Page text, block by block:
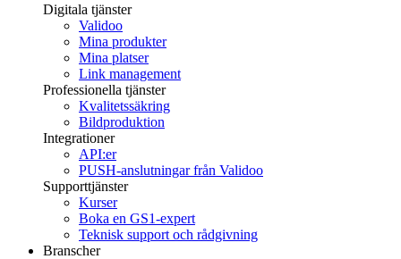
Digitala tjänster
Validoo
Mina produkter
Mina platser
Link management
Professionella tjänster
Kvalitetssäkring
Bildproduktion
Integrationer
API:er
PUSH-anslutningar från Validoo
Supporttjänster
Kurser
Boka en GS1-expert
Teknisk support och rådgivning
Branscher